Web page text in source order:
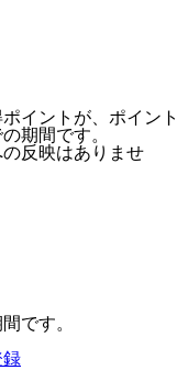
イントが、ポイント
期間です。
の反映はありませ
です。
録